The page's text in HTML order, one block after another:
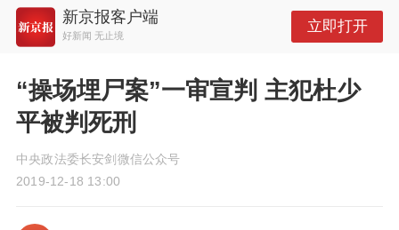
新京报客户端
好新闻 无止境
立即打开
“操场埋尸案”一审宣判 主犯杜少
平被判死刑
中央政法委长安剑微信公众号
2019-12-18 13:00